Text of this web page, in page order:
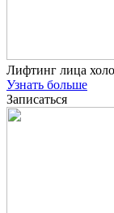
Лифтинг лица
Узнать больше
Записаться